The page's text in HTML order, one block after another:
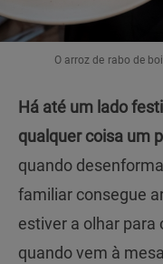
O arroz de rabo de
Há até um lado
qualquer coisa um
quando
familiar consegue
estiver a olhar para
quando vem à